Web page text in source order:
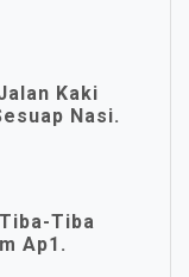
Kaki
Nasi.
Tiba
Ap1.